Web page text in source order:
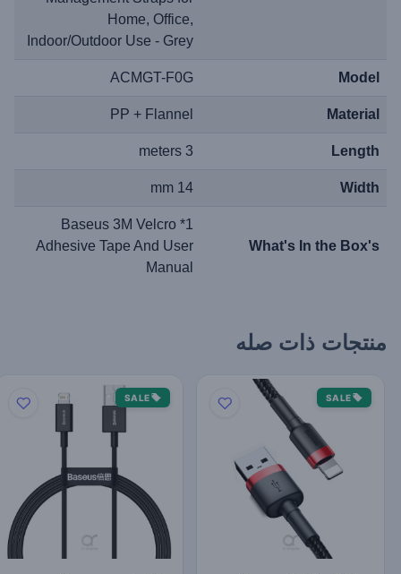
Home, Office,
Indoor/Outdoor Use - Grey
Model
ACMGT-F0G
Material
PP + Flannel
Length
3 meters
Width
14 mm
What's In the Box's
1* Baseus 3M Velcro
Adhesive Tape And User
Manual
منتجات ذات صله
SALE
SALE